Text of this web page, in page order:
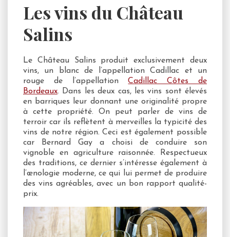
Les vins du Château
Salins
Le Château Salins produit exclusivement deux
vins, un blanc de l’appellation Cadillac et un
rouge de l’appellationCadillac Côtes de
Bordeaux. Dans les deux cas, les vins sont élevés
en barriques leur donnant une originalité propre
à cette propriété. On peut parler de vins de
terroir car ils reflètent à merveilles la typicité des
vins de notre région. Ceci est également possible
car Bernard Gay a choisi de conduire son
vignoble en agriculture raisonnée. Respectueux
des traditions, ce dernier s’intéresse également à
l’œnologie moderne, ce qui lui permet de produire
des vins agréables, avec un bon rapport qualité-
prix.